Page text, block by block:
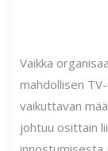
Vaikka
mahdollisen
vaikuttavan
johtuu osittain